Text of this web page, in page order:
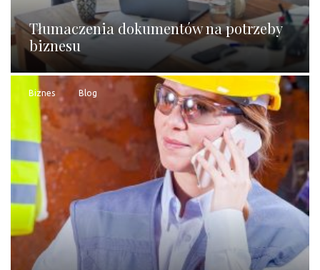
Tłumaczenia dokumentów na potrzeby
biznesu
Biznes Blog